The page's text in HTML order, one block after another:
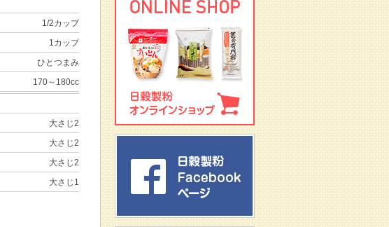
1/2カップ
1カップ
ひとつまみ
170～180cc
大さじ2
大さじ2
大さじ2
大さじ1